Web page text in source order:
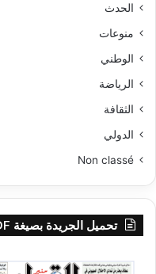
الحدث
منوعات
الوطني
الرياضة
الثقافة
الدولي
Non classé
تحميل الجريدة بصيغة PDF